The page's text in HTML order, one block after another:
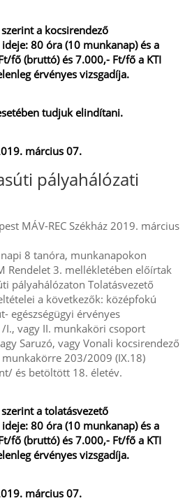
a kocsirendező
80 óra (10 munkanap) és a
fő (bruttó) és 7.000,- Ft/fő a KTI
érvényes vizsgadíja.
tudjuk elindítani.
március 07.
pályahálózati
MÁV-REC Székház 2019. március
8 tanóra, munkanapokon
Rendelet 3. mellékletében előírtak
pályahálózaton Tolatásvezető
a következők: középfokú
egészségügyi érvényes
I., vagy II. munkaköri csoport
Saruzó, vagy Vonali kocsirendező
203/2009 (IX.18)
és betöltött 18. életév.
a tolatásvezető
80 óra (10 munkanap) és a
fő (bruttó) és 7.000,- Ft/fő a KTI
érvényes vizsgadíja.
március 07.